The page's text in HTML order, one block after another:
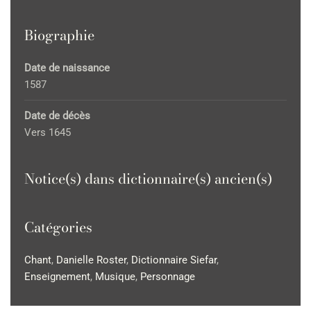
Biographie
Date de naissance
1587
Date de décès
Vers 1645
Notice(s) dans dictionnaire(s) ancien(s)
Catégories
Chant, Danielle Roster, Dictionnaire Siefar,
Enseignement, Musique, Personnage